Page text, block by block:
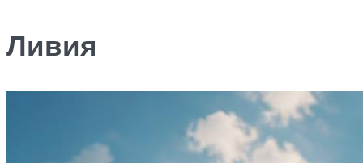
Ливия